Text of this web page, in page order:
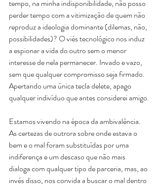
tempo, na minha indisponibilidade, não posso
perder tempo com a vitimização de quem não
reproduz a ideologia dominante (dilemas, não,
possibilidades)? O viés tecnológico nos induz
a espionar a vida do outro sem o menor
interesse de nela permanecer. Invado e vazo,
sem que qualquer compromisso seja firmado.
Apertando uma única tecla delete, apago
qualquer indivíduo que antes considerei amigo.
Estamos vivendo na época da ambivalência.
As certezas de outrora sobre onde estava o
bem e o mal foram substituídas por uma
indiferença e um descaso que não mais
dialoga com qualquer tipo de parceria, mas, ao
invés disso, nos convida a buscar o mal dentro